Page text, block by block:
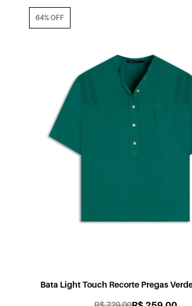
Blusa Chiffon Light Lastex Verde
64% OFF